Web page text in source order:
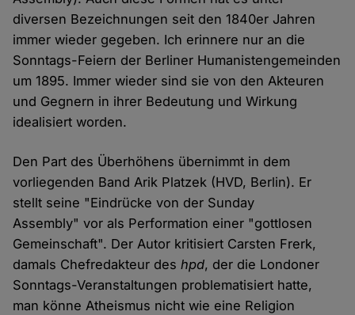
diversen Bezeichnungen seit den 1840er Jahren
immer wieder gegeben. Ich erinnere nur an die
Sonntags-Feiern der Berliner Humanistengemeinden
um 1895. Immer wieder sind sie von den Akteuren
und Gegnern in ihrer Bedeutung und Wirkung
idealisiert worden.
Den Part des Überhöhens übernimmt in dem
vorliegenden Band Arik Platzek (HVD, Berlin). Er
stellt seine "Eindrücke von der Sunday
Assembly" vor als Performation einer "gottlosen
Gemeinschaft". Der Autor kritisiert Carsten Frerk,
damals Chefredakteur deshpd, der die Londoner
Sonntags-Veranstaltungen problematisiert hatte,
man könne Atheismus nicht wie eine Religion